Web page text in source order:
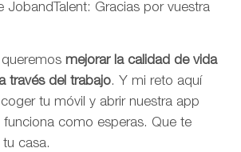
JobandTalent: Gracias por vuestra
mejorar la calidad de vida
a través del trabajo. Y mi reto aquí
tu móvil y abrir nuestra app
como esperas. Que te
casa.